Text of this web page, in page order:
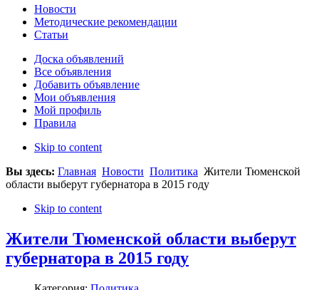
Новости
Методические рекомендации
Статьи
Доска объявлений
Все объявления
Добавить объявление
Мои объявления
Мой профиль
Правила
Skip to content
Вы здесь: Главная Новости Политика Жители Тюменской
области выберут губернатора в 2015 году
Skip to content
Жители Тюменской области выберут
губернатора в 2015 году